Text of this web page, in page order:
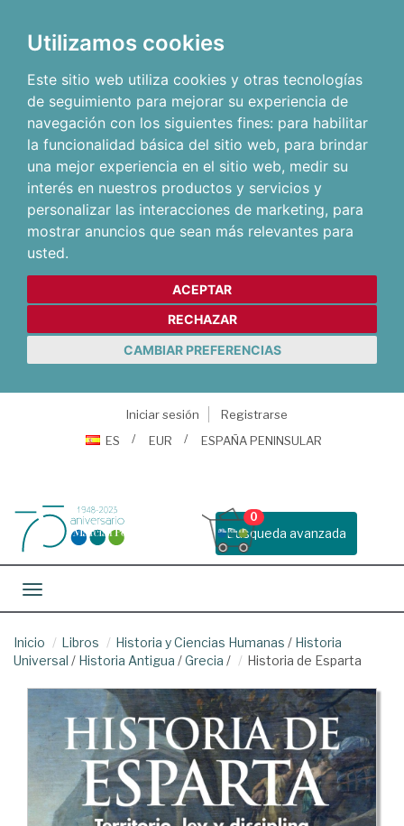
Utilizamos cookies
Este sitio web utiliza cookies y otras tecnologías
de seguimiento para mejorar su experiencia de
navegación con los siguientes fines: para habilitar
la funcionalidad básica del sitio web, para brindar
una mejor experiencia en el sitio web, medir su
interés en nuestros productos y servicios y
personalizar las interacciones de marketing, para
mostrar anuncios que sean más relevantes para
usted.
ACEPTAR
RECHAZAR
CAMBIAR PREFERENCIAS
Iniciar sesión
Registrarse
ES
EUR ESPAÑA PENINSULAR
Busqueda avanzada
0
Toggle navigation
Inicio Libros Historia y Ciencias Humanas / Historia
Universal / Historia Antigua /Grecia / Historia de Esparta